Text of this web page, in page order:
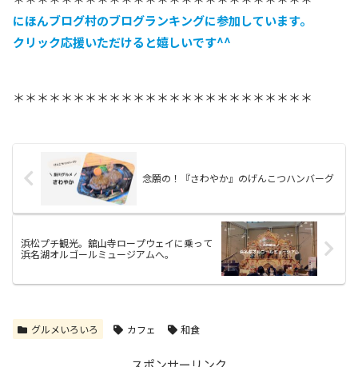
にほんブログ村のブログランキングに参加しています。
クリック応援いただけると嬉しいです^^
＊＊＊＊＊＊＊＊＊＊＊＊＊＊＊＊＊＊＊＊＊＊＊＊＊
念願の！『さわやか』のげんこつハンバーグ
浜松プチ観光。舘山寺ロープウェイに乗って
浜名湖オルゴールミュージアムへ。
グルメいろいろ カフェ 和食